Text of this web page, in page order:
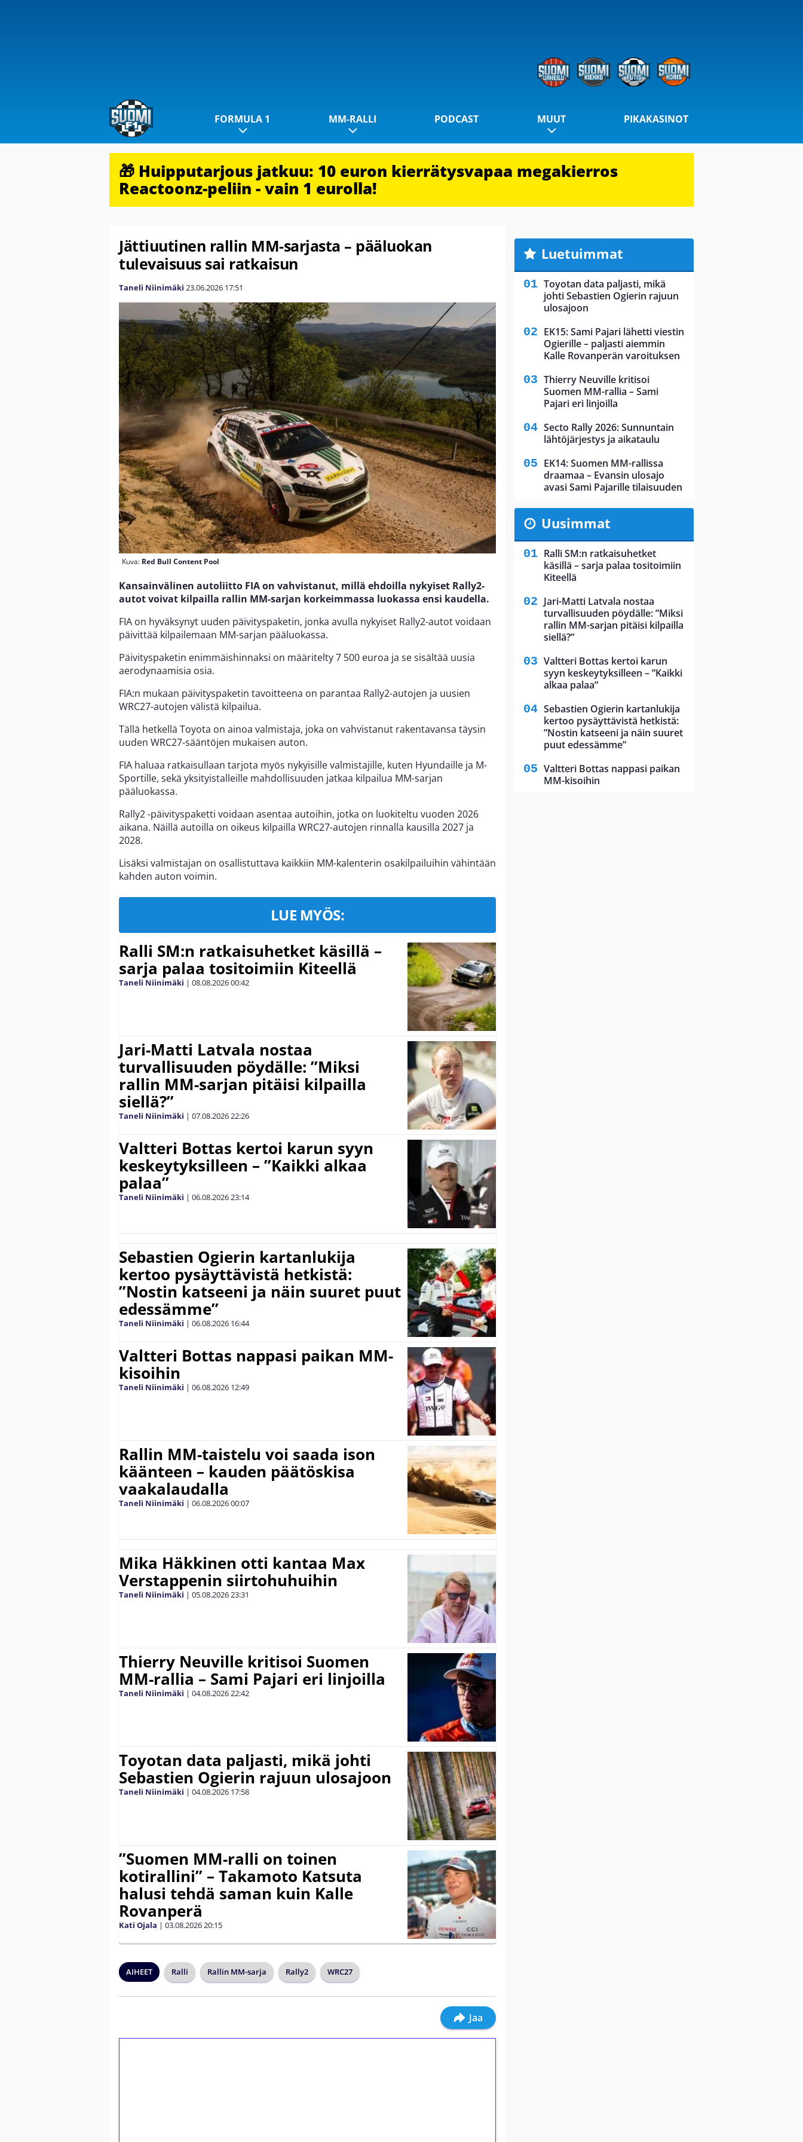
FORMULA 1 MM-RALLI PODCAST MUUT PIKAKASINOT
🎁 Huipputarjous jatkuu: 10 euron kierrätysvapaa megakierros
Reactoonz-peliin - vain 1 eurolla!
Jättiuutinen rallin MM-sarjasta – pääluokan
tulevaisuus sai ratkaisun
Taneli Niinimäki 23.06.2026 17:51
Kuva: Red Bull Content Pool
Kansainvälinen autoliitto FIA on vahvistanut, millä ehdoilla nykyiset Rally2-
autot voivat kilpailla rallin MM-sarjan korkeimmassa luokassa ensi kaudella.
FIA on hyväksynyt uuden päivityspaketin, jonka avulla nykyiset Rally2-autot voidaan
päivittää kilpailemaan MM-sarjan pääluokassa.
Päivityspaketin enimmäishinnaksi on määritelty 7 500 euroa ja se sisältää uusia
aerodynaamisia osia.
FIA:n mukaan päivityspaketin tavoitteena on parantaa Rally2-autojen ja uusien
WRC27-autojen välistä kilpailua.
Tällä hetkellä Toyota on ainoa valmistaja, joka on vahvistanut rakentavansa täysin
uuden WRC27-sääntöjen mukaisen auton.
FIA haluaa ratkaisullaan tarjota myös nykyisille valmistajille, kuten Hyundaille ja M-
Sportille, sekä yksityistalleille mahdollisuuden jatkaa kilpailua MM-sarjan
pääluokassa.
Rally2 -päivityspaketti voidaan asentaa autoihin, jotka on luokiteltu vuoden 2026
aikana. Näillä autoilla on oikeus kilpailla WRC27-autojen rinnalla kausilla 2027 ja
2028.
Lisäksi valmistajan on osallistuttava kaikkiin MM-kalenterin osakilpailuihin vähintään
kahden auton voimin.
LUE MYÖS:
Ralli SM:n ratkaisuhetket käsillä –
sarja palaa tositoimiin Kiteellä
Taneli Niinimäki | 08.08.202600:42
Jari-Matti Latvala nostaa
turvallisuuden pöydälle: ”Miksi
rallin MM-sarjan pitäisi kilpailla
siellä?”
Taneli Niinimäki | 07.08.202622:26
Valtteri Bottas kertoi karun syyn
keskeytyksilleen – ”Kaikki alkaa
palaa”
Taneli Niinimäki | 06.08.202623:14
Sebastien Ogierin kartanlukija
kertoo pysäyttävistä hetkistä:
”Nostin katseeni ja näin suuret puut
edessämme”
Taneli Niinimäki | 06.08.2026 16:44
Valtteri Bottas nappasi paikan MM-
kisoihin
Taneli Niinimäki | 06.08.2026 12:49
Rallin MM-taistelu voi saada ison
käänteen – kauden päätöskisa
vaakalaudalla
Taneli Niinimäki | 06.08.202600:07
Mika Häkkinen otti kantaa Max
Verstappenin siirtohuhuihin
Taneli Niinimäki | 05.08.202623:31
Thierry Neuville kritisoi Suomen
MM-rallia – Sami Pajari eri linjoilla
Taneli Niinimäki | 04.08.202622:42
Toyotan data paljasti, mikä johti
Sebastien Ogierin rajuun ulosajoon
Taneli Niinimäki | 04.08.2026 17:58
”Suomen MM-ralli on toinen
kotirallini” – Takamoto Katsuta
halusi tehdä saman kuin Kalle
Rovanperä
Kati Ojala | 03.08.202620:15
AIHEET Ralli Rallin MM-sarja Rally2 WRC27
Jaa
Luetuimmat
Toyotan data paljasti, mikä
johti Sebastien Ogierin rajuun
ulosajoon
EK15: Sami Pajari lähetti viestin
Ogierille – paljasti aiemmin
Kalle Rovanperän varoituksen
Thierry Neuville kritisoi
Suomen MM-rallia – Sami
Pajari eri linjoilla
Secto Rally 2026: Sunnuntain
lähtöjärjestys ja aikataulu
EK14: Suomen MM-rallissa
draamaa – Evansin ulosajo
avasi Sami Pajarille tilaisuuden
Uusimmat
Ralli SM:n ratkaisuhetket
käsillä – sarja palaa tositoimiin
Kiteellä
Jari-Matti Latvala nostaa
turvallisuuden pöydälle: ”Miksi
rallin MM-sarjan pitäisi kilpailla
siellä?”
Valtteri Bottas kertoi karun
syyn keskeytyksilleen – ”Kaikki
alkaa palaa”
Sebastien Ogierin kartanlukija
kertoo pysäyttävistä hetkistä:
”Nostin katseeni ja näin suuret
puut edessämme”
Valtteri Bottas nappasi paikan
MM-kisoihin